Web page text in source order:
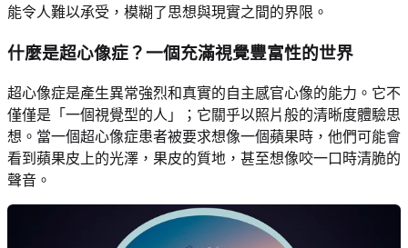
能令人難以承受，模糊了思想與現實之間的界限。
什麼是超心像症？一個充滿視覺豐富性的世界
超心像症是產生異常強烈和真實的自主感官心像的能力。它不
僅僅是「一個視覺型的人」；它關乎以照片般的清晰度體驗思
想。當一個超心像症患者被要求想像一個蘋果時，他們可能會
看到蘋果皮上的光澤，果皮的質地，甚至想像咬一口時清脆的
聲音。